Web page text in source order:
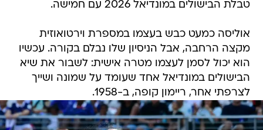
טבלת הבישולים במונדיאל 2026 עם חמישה.
אוליסה כמעט כבש בעצמו במספרת וירטואוזית
מקצה הרחבה, אבל הניסיון שלו נבלם בקורה. עכשיו
הוא יכול לסמן לעצמו מטרה אישית: לשבור את שיא
הבישולים במונדיאל אחד שעומד על שמונה ושייך
לצרפתי אחר, ריימון קופה, ב-1958.